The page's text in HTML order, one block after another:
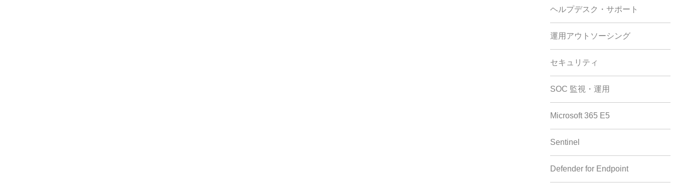
ヘルプデスク・サポート
運用アウトソーシング
セキュリティ
SOC 監視・運用
Microsoft 365 E5
Sentinel
Defender for Endpoint